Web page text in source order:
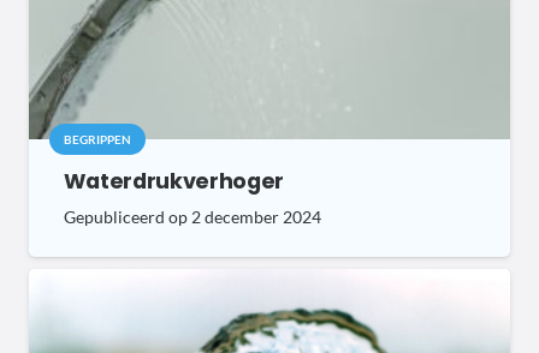
BEGRIPPEN
Waterdrukverhoger
Gepubliceerd op 2 december 2024